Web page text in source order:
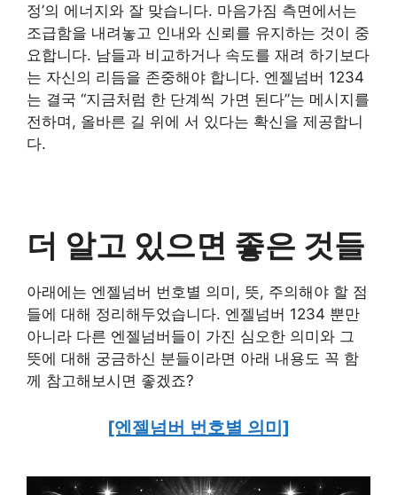
정’의 에너지와 잘 맞습니다. 마음가짐 측면에서는
조급함을 내려놓고 인내와 신뢰를 유지하는 것이 중
요합니다. 남들과 비교하거나 속도를 재려 하기보다
는 자신의 리듬을 존중해야 합니다. 엔젤넘버 1234
는 결국 “지금처럼 한 단계씩 가면 된다”는 메시지를
전하며, 올바른 길 위에 서 있다는 확신을 제공합니
다.
더 알고 있으면 좋은 것들
아래에는 엔젤넘버 번호별 의미, 뜻, 주의해야 할 점
들에 대해 정리해두었습니다. 엔젤넘버 1234 뿐만
아니라 다른 엔젤넘버들이 가진 심오한 의미와 그
뜻에 대해 궁금하신 분들이라면 아래 내용도 꼭 함
께 참고해보시면 좋겠죠?
[엔젤넘버 번호별 의미]